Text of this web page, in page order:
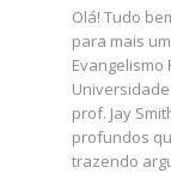
Olá! Tudo
para mais
Evangelismo
prof. Jay
profundos
trazendo